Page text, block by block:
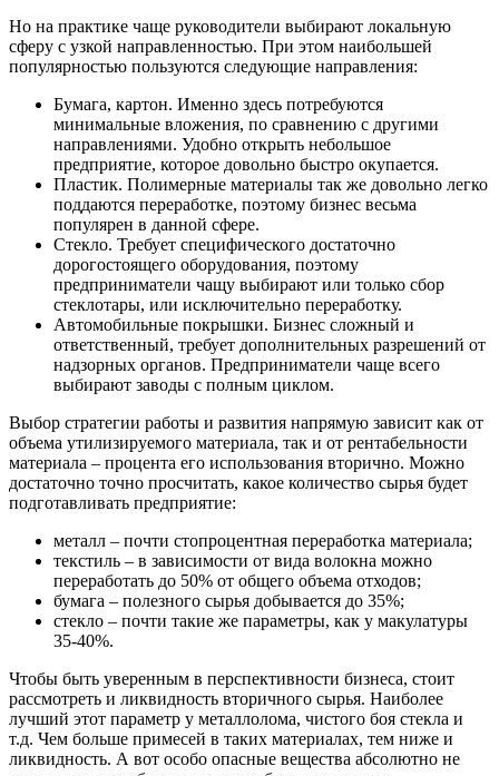
Но на практике чаще руководители выбирают локальную
сферу с узкой направленностью. При этом наибольшей
популярностью пользуются следующие направления:
Бумага, картон. Именно здесь потребуются
минимальные вложения, по сравнению с другими
направлениями. Удобно открыть небольшое
предприятие, которое довольно быстро окупается.
Пластик. Полимерные материалы так же довольно легко
поддаются переработке, поэтому бизнес весьма
популярен в данной сфере.
Стекло. Требует специфического достаточно
дорогостоящего оборудования, поэтому
предприниматели чащу выбирают или только сбор
стеклотары, или исключительно переработку.
Автомобильные покрышки. Бизнес сложный и
ответственный, требует дополнительных разрешений от
надзорных органов. Предприниматели чаще всего
выбирают заводы с полным циклом.
Выбор стратегии работы и развития напрямую зависит как от
объема утилизируемого материала, так и от рентабельности
материала – процента его использования вторично. Можно
достаточно точно просчитать, какое количество сырья будет
подготавливать предприятие:
металл – почти стопроцентная переработка материала;
текстиль – в зависимости от вида волокна можно
переработать до 50% от общего объема отходов;
бумага – полезного сырья добывается до 35%;
стекло – почти такие же параметры, как у макулатуры
35-40%.
Чтобы быть уверенным в перспективности бизнеса, стоит
рассмотреть и ликвидность вторичного сырья. Наиболее
лучший этот параметр у металлолома, чистого боя стекла и
т.д. Чем больше примесей в таких материалах, тем ниже и
ликвидность. А вот особо опасные вещества абсолютно не